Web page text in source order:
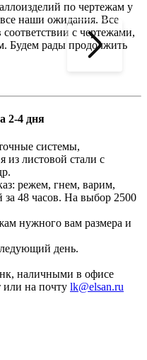
по чертежам у
наши ожидания. Все
с чертежами,
Будем рады продолжить
2-4 дня
системы,
из листовой стали с
режем, гнем, варим,
48 часов. На выбор 2500
нужного вам размера и
день.
наличными в офисе
или на почту lk@elsan.ru